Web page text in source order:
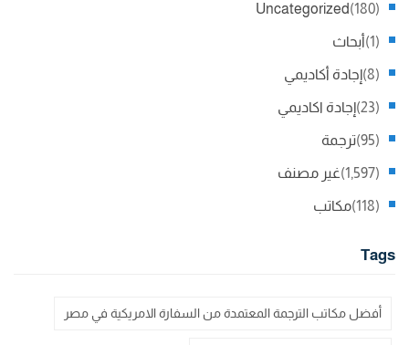
Uncategorized (180)
أبحاث (1)
إجادة أكاديمي (8)
إجادة اكاديمي (23)
ترجمة (95)
غير مصنف (1,597)
مكاتب (118)
Tags
أفضل مكاتب الترجمة المعتمدة من السفارة الامريكية في مصر